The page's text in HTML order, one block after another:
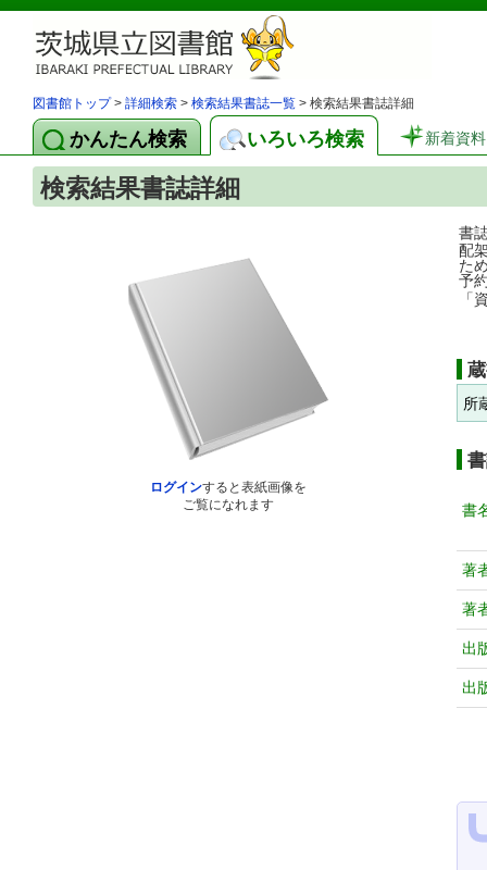
図書館トップ> 詳細検索 > 検索結果書誌一覧 > 検索結果書誌詳細
かんたん検索 いろいろ検索 新着資料
検索結果書誌詳細
ログインすると表紙画像を
ご覧になれます
書
配
た
予
「
所
書
著
著
出
出